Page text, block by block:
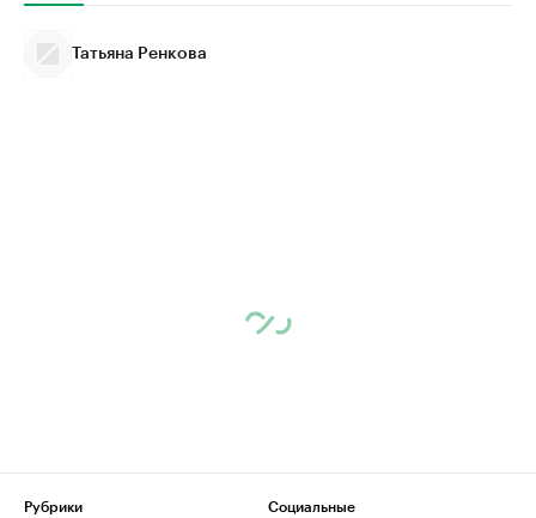
Татьяна Ренкова
Рубрики
Социальные